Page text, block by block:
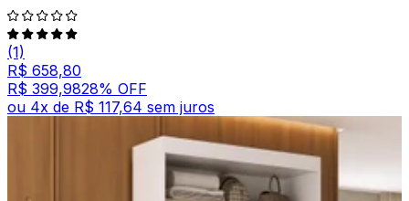
(1)
R$ 658,80
R$ 399,9828% OFF
ou 4x de R$ 117,64 sem juros